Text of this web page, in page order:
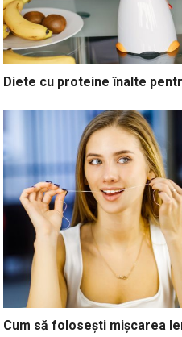
Diete cu proteine înalte
Cum să folosești mișcarea